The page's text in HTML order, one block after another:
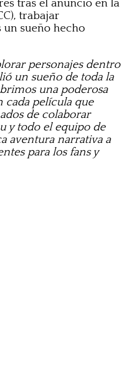
tras el anuncio en la
trabajar
sueño hecho
personajes dentro
un sueño de toda la
una poderosa
película que
de colaborar
y todo el equipo de
aventura narrativa a
para los fans y